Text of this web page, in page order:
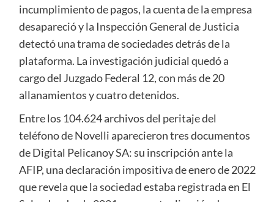
incumplimiento de pagos, la cuenta de la empresa
desapareció y la Inspección General de Justicia
detectó una trama de sociedades detrás de la
plataforma. La investigación judicial quedó a
cargo del Juzgado Federal 12, con más de 20
allanamientos y cuatro detenidos.
Entre los 104.624 archivos del peritaje del
teléfono de Novelli aparecieron tres documentos
de Digital Pelicanoy SA: su inscripción ante la
AFIP, una declaración impositiva de enero de 2022
que revela que la sociedad estaba registrada en El